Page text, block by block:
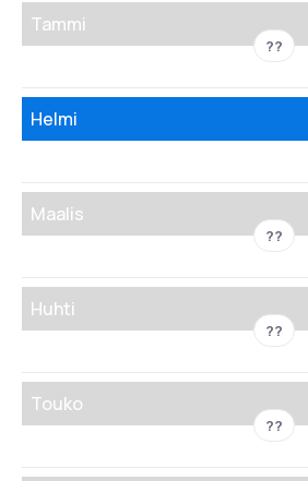
Tammi
??
Helmi
Maalis
??
Huhti
??
Touko
??